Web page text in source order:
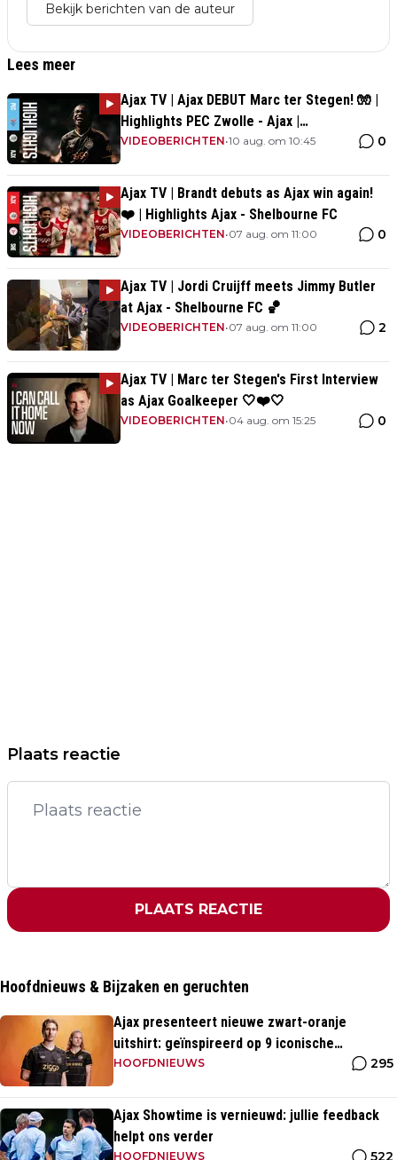
Bekijk berichten van de auteur
Lees meer
Ajax TV | Ajax DEBUT Marc ter Stegen! 🧤 |
Highlights PEC Zwolle - Ajax |
Vriendenloterij Eredivisie
VIDEOBERICHTEN•10 aug. om 10:45 0
Ajax TV | Brandt debuts as Ajax win again!
❤️ | Highlights Ajax - Shelbourne FC
VIDEOBERICHTEN•07 aug. om 11:00 0
Ajax TV | Jordi Cruijff meets Jimmy Butler
at Ajax - Shelbourne FC 🏀
VIDEOBERICHTEN•07 aug. om 11:00 2
Ajax TV | Marc ter Stegen's First Interview
as Ajax Goalkeeper 🤍❤️🤍
VIDEOBERICHTEN•04 aug. om 15:25 0
Plaats reactie
PLAATS REACTIE
Hoofdnieuws & Bijzaken en geruchten
Ajax presenteert nieuwe zwart-oranje
uitshirt: geïnspireerd op 9 iconische
momenten uit clubhistorie
HOOFDNIEUWS 295
Ajax Showtime is vernieuwd: jullie feedback
helpt ons verder
HOOFDNIEUWS 522